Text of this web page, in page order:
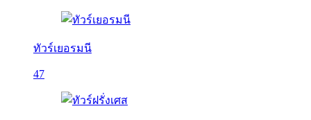
ทัวร์เยอรมนี
47